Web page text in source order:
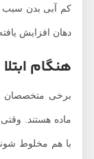
کم آبی بدن سبب
دهان افزایش یافته
هنگام ابتلا
برخی متخصصان
ماده هستند. وقتی
با هم مخلوط شوند و